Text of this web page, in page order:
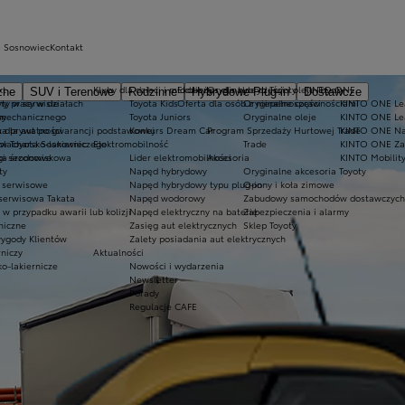
SUV i Terenowe Rodzinne Hybrydowe Plug-in
Dostawcze
Ekobonus dla hybryd Toyoty
Oferta dla osób z niepełnosprawnościami
Kluby dla dzieci i młodzieży
Toyota Kids
Toyota Juniors
Konkurs Dream Car
Elektromobilność
Lider elektromobilności
Napęd hybrydowy
Napęd hybrydowy typu plug-in
Napęd wodorowy
Napęd elektryczny na baterię
Zasięg aut elektrycznych
Zalety posiadania aut elektrycznych
Aktualności
Nowości i wydarzenia
Newsletter
Porady
Regulacje CAFE
KINTO ONE
KINTO ONE
KINTO ONE
KINTO ONE
KINTO ONE
KINTO Mobility
w serwisie
dla aut po gwarancji podstawowej
lakierniczego
sezonowe
serwisowe
Takata
w przypadku awarii lub kolizji
Klientów
lakiernicze
Oryginalne części i oleje Toyoty
Oryginalne części
Oryginalne oleje
Program Sprzedaży Hurtowej Trade
Trade
Akcesoria
Oryginalne akcesoria Toyoty
Opony i koła zimowe
Zabudowy samochodów dostawczych
Zabezpieczenia i alarmy
Sklep Toyoty
Sosnowiec
pracy w działach
prywatności
Toyota Sosnowiec
środowiskowa
Kontakt